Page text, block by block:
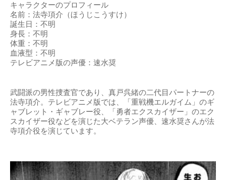
キャラクターのプロフィール
名前：法寺項介（ほうじこうすけ）
誕生日：不明
身長：不明
体重：不明
血液型：不明
テレビアニメ版の声優：速水奨
武闘派の男性捜査官であり、真戸呉緒の二代目パートナーの
法寺項介。テレビアニメ版では、「重戦機エルガイム」のギ
ャブレット・ギャブレー役、「勇者エクスカイザー」のエク
スカイザー役などを演じた大ベテラン声優、速水奨さんが法
寺項介役を演じています。